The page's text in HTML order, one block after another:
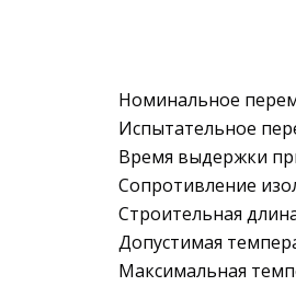
Номинальное
Испытательное
Время выдержки
Сопротивление
Строительная
Допустимая
Максимальная